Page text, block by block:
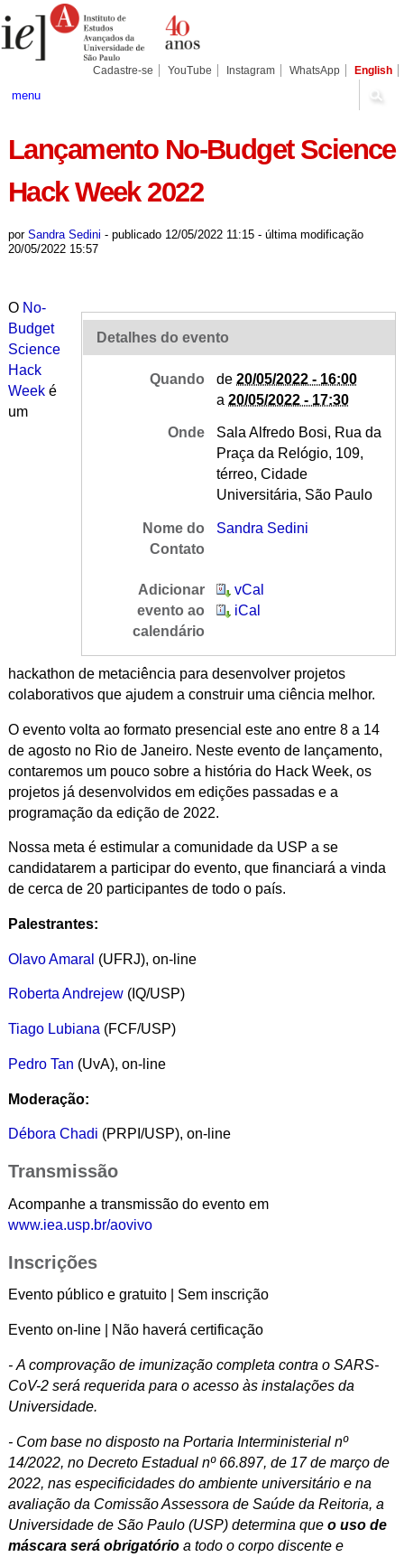
para
conteúdo.
Pessoais
Cadastre-se YouTube Instagram WhatsApp English
menu
Lançamento No-Budget Science
Hack Week 2022
por Sandra Sedini - publicado12/05/2022 11:15 - última modificação
20/05/2022 15:57
Detalhes do evento
Quando de20/05/2022 - 16:00
a20/05/2022 - 17:30
Onde
Sala Alfredo Bosi, Rua da
Praça da Relógio, 109,
térreo, Cidade
Universitária, São Paulo
Nome do
Contato
Sandra Sedini
Adicionar
evento ao
calendário
vCal
iCal
O No-
Budget
Science
Hack
Weeké
um
hackathon de metaciência para desenvolver projetos
colaborativos que ajudem a construir uma ciência melhor.
O evento volta ao formato presencial este ano entre 8 a 14
de agosto no Rio de Janeiro. Neste evento de lançamento,
contaremos um pouco sobre a história do Hack Week, os
projetos já desenvolvidos em edições passadas e a
programação da edição de 2022.
Nossa meta é estimular a comunidade da USP a se
candidatarem a participar do evento, que financiará a vinda
de cerca de 20 participantes de todo o país.
Palestrantes:
Olavo Amaral (UFRJ), on-line
Roberta Andrejew(IQ/USP)
Tiago Lubiana (FCF/USP)
Pedro Tan (UvA), on-line
Moderação:
Débora Chadi (PRPI/USP), on-line
Transmissão
Acompanhe a transmissão do evento em
www.iea.usp.br/aovivo
Inscrições
Evento público e gratuito | Sem inscrição
Evento on-line | Não haverá certificação
- A comprovação de imunização completa contra o SARS-
CoV-2 será requerida para o acesso às instalações da
Universidade.
- Com base no disposto na Portaria Interministerial nº
14/2022, no Decreto Estadual nº 66.897, de 17 de março de
2022, nas especificidades do ambiente universitário e na
avaliação da Comissão Assessora de Saúde da Reitoria, a
Universidade de São Paulo (USP) determina que o uso de
máscara será obrigatórioa todo o corpo discente e